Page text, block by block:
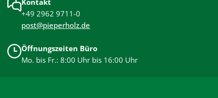
+49 2962 9711-0
post@pieperholz.de
Öffnungszeiten Büro
Mo. bis Fr.: 8:00 Uhr bis 16:00 Uhr